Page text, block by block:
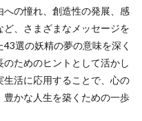
の憧れ、創造性の発展、感
、さまざまなメッセージを
選の妖精の夢の意味を深く
ためのヒントとして活かし
生活に応用することで、心の
かな人生を築くための一歩